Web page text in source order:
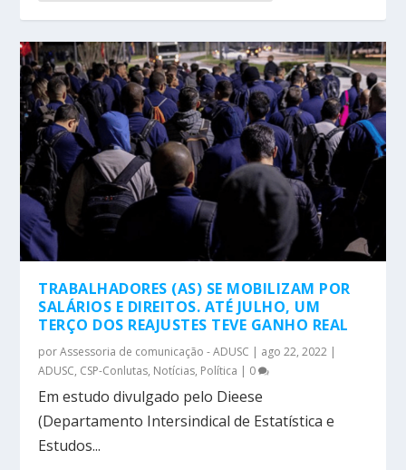
TRABALHADORES (AS) SE MOBILIZAM POR
SALÁRIOS E DIREITOS. ATÉ JULHO, UM
TERÇO DOS REAJUSTES TEVE GANHO REAL
porAssessoria de comunicação - ADUSC | ago 22, 2022 |
ADUSC, CSP-Conlutas, Notícias, Política | 0
Em estudo divulgado pelo Dieese
(Departamento Intersindical de Estatística e
Estudos...